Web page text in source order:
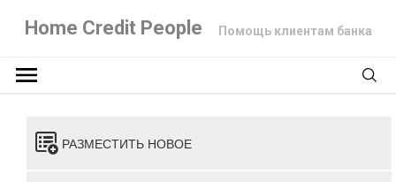
Home Credit People Помощь клиентам банка
РАЗМЕСТИТЬ НОВОЕ